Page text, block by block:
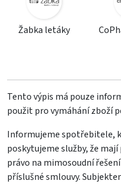
Žabka letáky
Tento výpis má pouze
použit pro vymáhání zboží
Informujeme spotřebitele,
poskytujeme služby, že mají
právo na mimosoudní
příslušné smlouvy.